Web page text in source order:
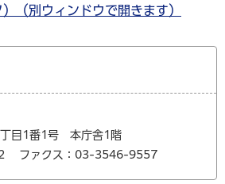
（別ウィンドウで開きます）
目1番1号 本庁舎1階
ファクス：03-3546-9557